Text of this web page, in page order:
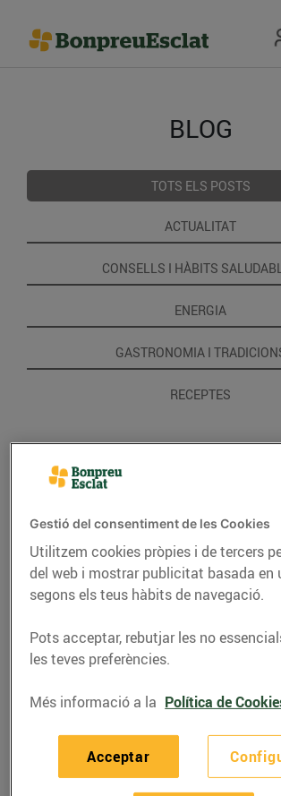
BLOG
TOTS ELS POSTS
ACTUALITAT
CONSELLS I HÀBITS
ENERGIA
GASTRONOMIA I
RECEPTES
RECEPTES
Pastís de
formatge
31/d’octubre/2024
Gestió del consentiment de les Cookies
Utilitzem cookies pròpies i de tercers
del web i mostrar publicitat basada en
segons els teus hàbits de navegació.
Pots acceptar, rebutjar les no
les teves preferències.
Més informació a la Política de
Acceptar